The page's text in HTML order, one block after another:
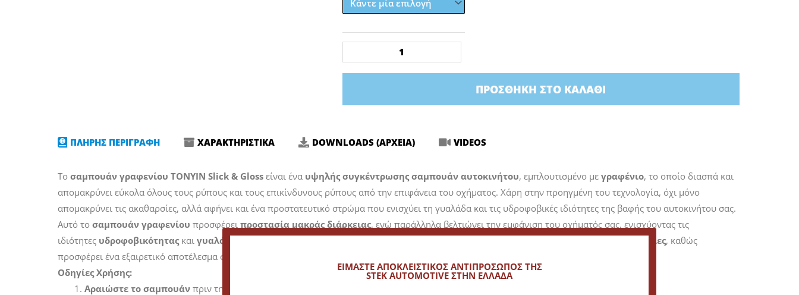
Graphene
–
Αυτοκινήτου
Γραφένιο
ΠΡΟΣΘΉΚΗ ΣΤΟ ΚΑΛΆΘΙ
ΠΛΗΡΗΣ ΠΕΡΙΓΡΑΦΗ ΧΑΡΑΚΤΗΡΙΣΤΙΚΑ DOWNLOADS (ΑΡΧΕΙΑ) VIDEOS
Τοσαμπουάν γραφενίου TONYIN Slick & Gloss είναι ένα υψηλής συγκέντρωσης σαμπουάν αυτοκινήτου, εμπλουτισμένο μεγραφένιο, το οποίο διασπά και
απομακρύνει εύκολα όλους τους ρύπους και τους επικίνδυνους ρύπους από την επιφάνεια του οχήματος. Χάρη στην προηγμένη του τεχνολογία, όχι μόνο
απομακρύνει τις ακαθαρσίες, αλλά αφήνει και ένα προστατευτικό στρώμα που ενισχύει τη γυαλάδα και τις υδροφοβικές ιδιότητες της βαφής του αυτοκινήτου σας.
Αυτό τοσαμπουάν γραφενίου προσφέρειπροστασία μακράς διάρκειας, ενώ παράλληλα βελτιώνει την εμφάνιση του οχήματός σας, ενισχύοντας τις
ιδιότητες υδροφοβικότητας καιγυαλάδας γραφενικές προστασίες, καθώς
προσφέρει ένα εξαιρετικό αποτέλεσμα στην εμφάνιση και την προστασία του χρώματος.
Οδηγίες Χρήσης:
Αραιώστε το σαμπουάν πριν τη χρήση. Προσθέστε αρκετό σαμπουάν γραφενίου ώστε το μείγμα να είναι
ΕΙΜΑΣΤΕ ΑΠΟΚΛΕΙΣΤΙΚΟΣ ΑΝΤΙΠΡΟΣΩΠΟΣ ΤΗΣ
STEK AUTOMOTIVE ΣΤΗΝ ΕΛΛΑΔΑ